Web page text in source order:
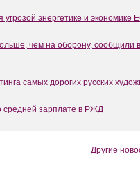
энергетике и экономике
чем на оборону, сообщили в
самых дорогих русских
средней зарплате в РЖД
Другие